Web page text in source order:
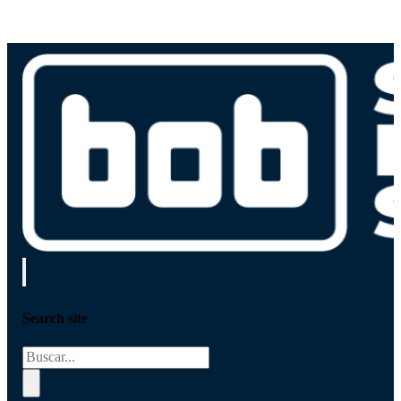
Search site
Buscar
×